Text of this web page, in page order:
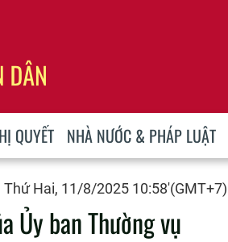
QUYẾT NHÀ NƯỚC & PHÁP LUẬT
Thứ Hai, 11/8/2025 10:58'(GMT+7)
Ủy ban Thường vụ